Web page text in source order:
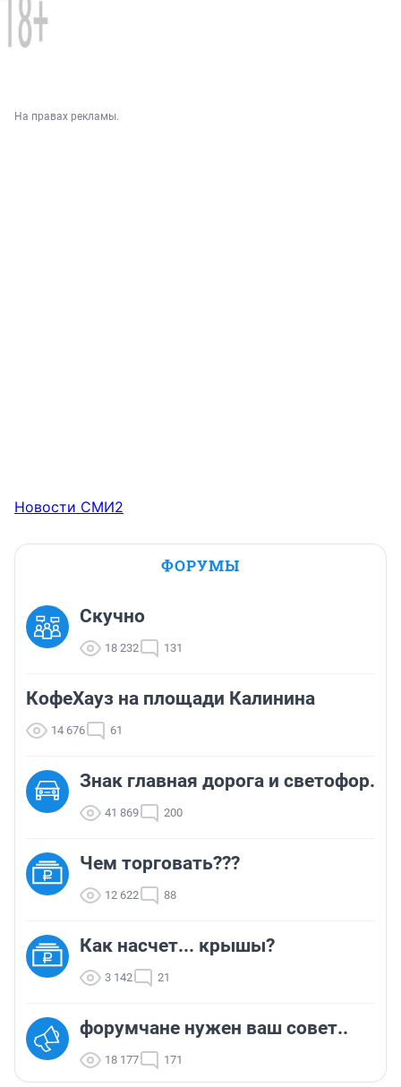
На правах рекламы.
Новости СМИ2
ФОРУМЫ
Скучно
18 232 131
КофеХауз на площади Калинина
14 676 61
Знак главная дорога и светофор.
41 869 200
Чем торговать???
12 622 88
Как насчет... крышы?
3 142 21
форумчане нужен ваш совет..
18 177 171